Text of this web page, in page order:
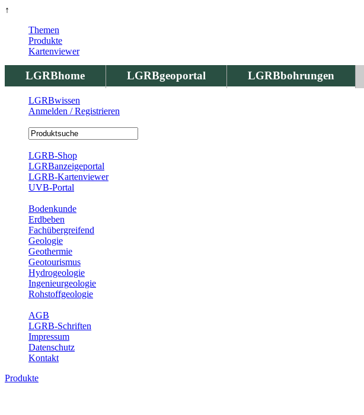
↑
LGRBhome LGRBgeoportal LGRBbohrungen
Themen
Produkte
Kartenviewer
LGRBwissen
Anmelden / Registrieren
LGRB-Shop
LGRBanzeigeportal
LGRB-Kartenviewer
UVB-Portal
Bodenkunde
Erdbeben
Fachübergreifend
Geologie
Geothermie
Geotourismus
Hydrogeologie
Ingenieurgeologie
Rohstoffgeologie
AGB
LGRB-Schriften
Impressum
Datenschutz
Kontakt
Produkte